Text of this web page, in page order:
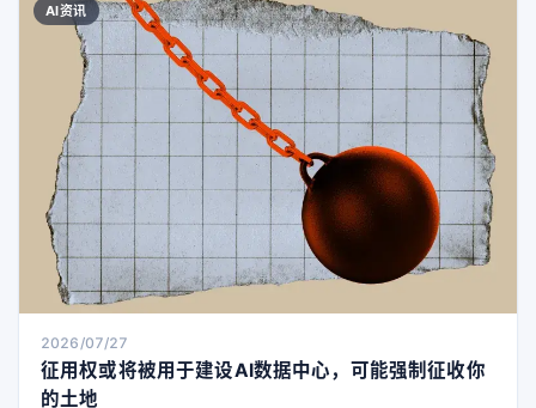
AI资讯
2026/07/27
征用权或将被用于建设AI数据中心，可能强制征收你
的土地